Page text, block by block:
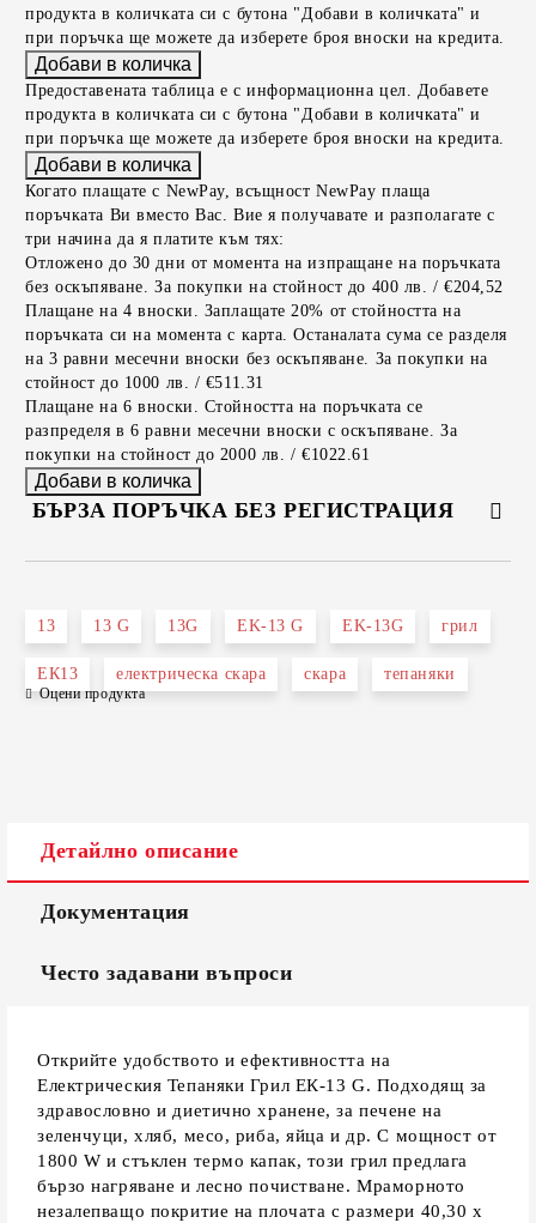
продукта в количката си с бутона "Добави в количката" и
при поръчка ще можете да изберете броя вноски на кредита.
Предоставената таблица е с информационна цел. Добавете
продукта в количката си с бутона "Добави в количката" и
при поръчка ще можете да изберете броя вноски на кредита.
Когато плащате с NewPay, всъщност NewPay плаща
поръчката Ви вместо Вас. Вие я получавате и разполагате с
три начина да я платите към тях:
Отложено до 30 дни от момента на изпращане на поръчката
без оскъпяване. За покупки на стойност до 400 лв. / €204,52
Плащане на 4 вноски. Заплащате 20% от стойността на
поръчката си на момента с карта. Останалата сума се разделя
на 3 равни месечни вноски без оскъпяване. За покупки на
стойност до 1000 лв. / €511.31
Плащане на 6 вноски. Стойността на поръчката се
разпределя в 6 равни месечни вноски с оскъпяване. За
покупки на стойност до 2000 лв. / €1022.61
БЪРЗА ПОРЪЧКА БЕЗ РЕГИСТРАЦИЯ
Съгласен съм с
13 13 G 13G EK-13 G EK-13G грил
ЕК13 електрическа скара скара тепаняки
Оцени продукта
Детайлно описание
Документация
Често задавани въпроси
Открийте удобството и ефективността на
Електрическия Тепаняки Грил ЕК-13 G. Подходящ за
здравословно и диетично хранене, за печене на
зеленчуци, хляб, месо, риба, яйца и др. С мощност от
1800 W и стъклен термо капак, този грил предлага
бързо нагряване и лесно почистване. Мраморното
незалепващо покритие на плочата с размери 40,30 х